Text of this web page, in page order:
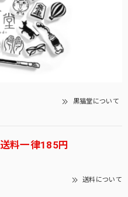
黒猫堂について
送料一律185円
送料について